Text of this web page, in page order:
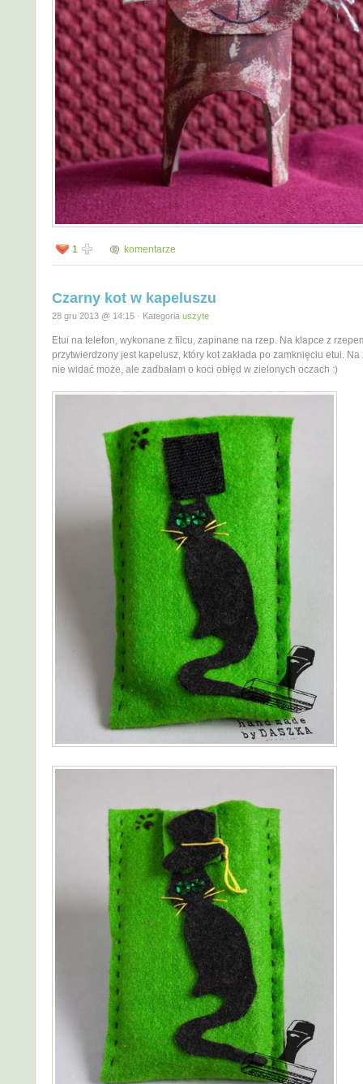
1 komentarze
Czarny kot w kapeluszu
28 gru 2013 @ 14:15 · Kategoria uszyte
Etui na telefon, wykonane z filcu, zapinane na rzep. Na klapce z
przytwierdzony jest kapelusz, który kot zakłada po zamknięciu etui.
nie widać może, ale zadbałam o koci obłęd w zielonych oczach :)